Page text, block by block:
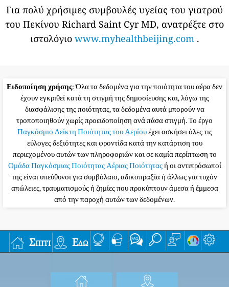
Για πολύ χρήσιμες συμβουλές υγείας του γιατρού
του Πεκίνου Richard Saint Cyr MD, ανατρέξτε στο
ιστολόγιο www.myhealthbeijing.com.
Ειδοποίηση χρήσης: Όλα τα δεδομένα για την ποιότητα του αέρα δεν
έχουν εγκριθεί κατά τη στιγμή της δημοσίευσης και, λόγω της
διασφάλισης της ποιότητας, τα δεδομένα αυτά μπορούν να
τροποποιηθούν χωρίς προειδοποίηση ανά πάσα στιγμή. Το έργο
Παγκόσμιο Δείκτη Ποιότητας του Αερίουέχει ασκήσει όλες τις
εύλογες δεξιότητες και φροντίδα κατά την κατάρτιση του
περιεχομένου αυτών των πληροφοριών και σε καμία περίπτωση το
Ομάδα Παγκόσμιας Ποιότητας Αέριας Ποιότηταςή οι αντιπρόσωποί
της είναι υπεύθυνοι για συμβόλαιο, αδικοπραξία ή άλλως για τυχόν
απώλειες, τραυματισμούς ή ζημίες που προκύπτουν άμεσα ή έμμεσα
από την παροχή αυτών των δεδομένων.
Σπίτι Εδώ